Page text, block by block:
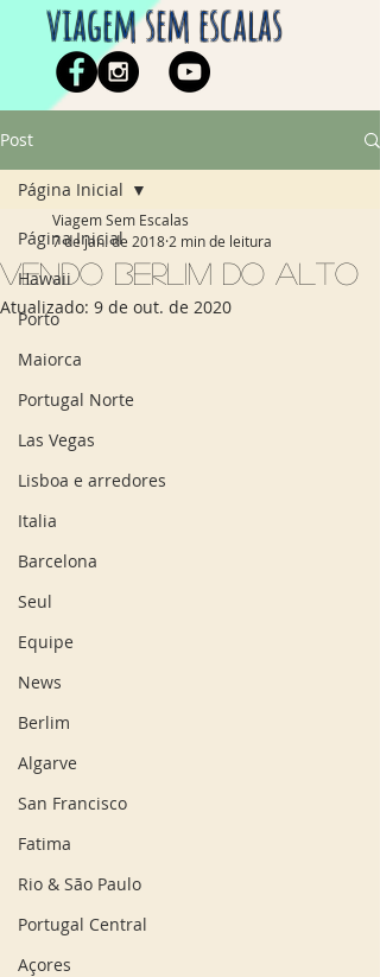
viagem sem escalas
Post
Página Inicial
Hawaii
Porto
Maiorca
Portugal Norte
Las Vegas
Lisboa e arredores
Italia
Barcelona
Seul
Equipe
News
Berlim
Algarve
San Francisco
Fatima
Rio & São Paulo
Portugal Central
Açores
Página Inicial
Vendo Berlim do alto
Viagem Sem Escalas
7 de jan. de 2018 2 min de leitura
Atualizado: 9 de out. de 2020